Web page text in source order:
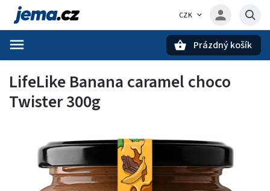
CZK
Prázdný košík
LifeLike Banana caramel choco
Twister 300g